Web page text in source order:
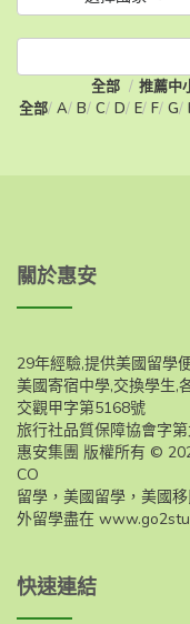
全部 推薦中
全部 A B C D E F G
關於惠安
29年經驗,提供美國留學
美國寄宿中學,交換學生,
交觀甲字第5168號
旅行社品質保障協會字
惠安集團 版權所有 ©
CO
留學，美國留學，美國
外留學盡在
快速連結